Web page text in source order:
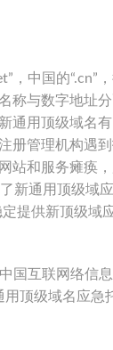
，中国的“.cn”
与数字地址
用顶级域名有
册管理机构遇
站和服务瘫痪
新通用顶级域
提供新顶级域
国互联网络信
顶级域名应急